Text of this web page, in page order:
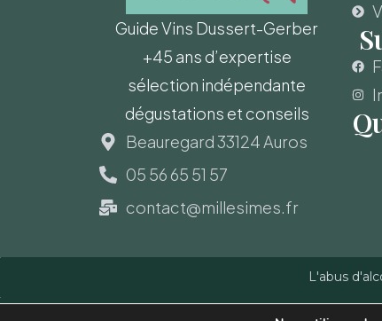
Guide Vins Dussert-Gerber
+45 ans d’expertise
sélection indépendante
dégustations et conseils
Beauregard 33124 Auros
05 56 65 51 57
contact@millesimes.fr
L'abus
Copyright © Guide des Vins - Sas Millésimes et